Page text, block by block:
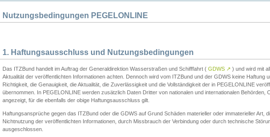
Nutzungsbedingungen PEGELONLINE
1. Haftungsausschluss und Nutzungsbedingungen
Das ITZBund handelt im Auftrag der Generaldirektion Wasserstraßen und Schifffahrt ( GDWS ↗ ) und wird mit
Aktualität der veröffentlichten Informationen achten. Dennoch wird vom ITZBund und der GDWS keine Haftung
Richtigkeit, die Genauigkeit, die Aktualität, die Zuverlässigkeit und die Vollständigkeit der in PEGELONLINE
übernommen. In PEGELONLINE werden zusätzlich Daten Dritter von nationalen und internationalen Behörden,
angezeigt, für die ebenfalls der obige Haftungsausschluss gilt.
Haftungsansprüche gegen das ITZBund oder die GDWS auf Grund Schäden materieller oder immaterieller Art,
Nichtnutzung der veröffentlichten Informationen, durch Missbrauch der Verbindung oder durch technische
ausgeschlossen.